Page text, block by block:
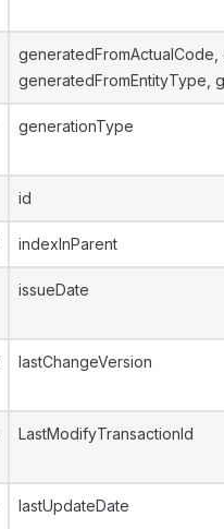
generatedFromActualCode,
generatedFromEntityType,
generationType
id
indexInParent
issueDate
lastChangeVersion
LastModifyTransactionId
lastUpdateDate